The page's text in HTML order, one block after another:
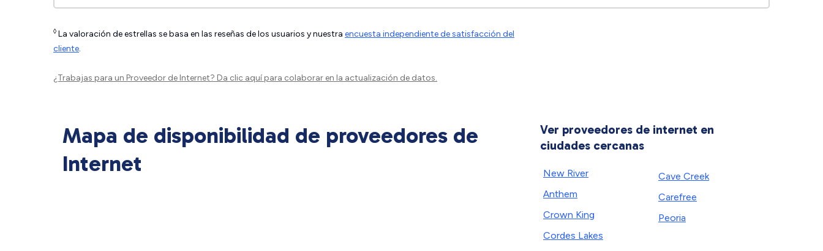
◊ La valoración de estrellas se basa en las reseñas de los usuarios y nuestra encuesta independiente de satisfacción del
cliente.
¿Trabajas para un Proveedor de Internet? Da clic aquípara colaborar en la actualización de datos.
Mapa de disponibilidad de proveedores de
Internet
Ver proveedores de internet en
ciudades cercanas
New River
Anthem
Crown King
Cordes Lakes
Cave Creek
Carefree
Peoria